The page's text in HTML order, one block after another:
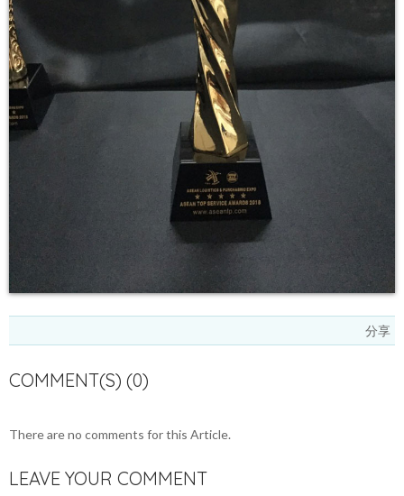
分享
COMMENT(S) (0)
There are no comments for this Article.
LEAVE YOUR COMMENT